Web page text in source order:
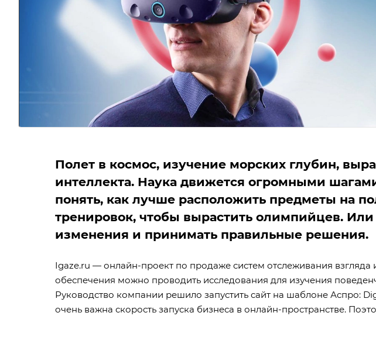
Полет в космос, изучение морских глубин,
интеллекта. Наука движется огромными
понять, как лучше расположить предметы на
тренировок, чтобы вырастить олимпийцев.
изменения и принимать правильные решения.
Igaze.ru — онлайн-проект по продаже систем отслеживания
обеспечения можно проводить исследования для изучения
Руководство компании решило запустить сайт на шаблоне Аспро:
очень важна скорость запуска бизнеса в онлайн-пространстве.